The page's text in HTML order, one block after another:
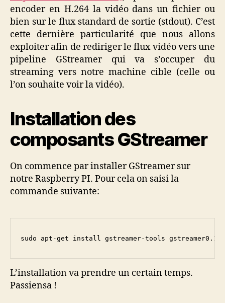
encoder en H.264 la vidéo dans un fichier ou
bien sur le flux standard de sortie (stdout). C’est
cette dernière particularité que nous allons
exploiter afin de rediriger le flux vidéo vers une
pipeline GStreamer qui va s’occuper du
streaming vers notre machine cible (celle ou
l’on souhaite voir la vidéo).
Installation des
composants GStreamer
On commence par installer GStreamer sur
notre Raspberry PI. Pour cela on saisi la
commande suivante:
sudo apt-get install gstreamer-tools
L’installation va prendre un certain temps.
Passiensa !